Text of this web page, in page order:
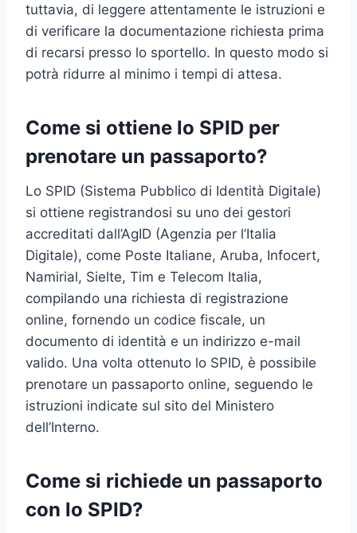
tuttavia, di leggere attentamente le istruzioni e
di verificare la documentazione richiesta prima
di recarsi presso lo sportello. In questo modo si
potrà ridurre al minimo i tempi di attesa.
Come si ottiene lo SPID per
prenotare un passaporto?
Lo SPID (Sistema Pubblico di Identità Digitale)
si ottiene registrandosi su uno dei gestori
accreditati dall’AgID (Agenzia per l’Italia
Digitale), come Poste Italiane, Aruba, Infocert,
Namirial, Sielte, Tim e Telecom Italia,
compilando una richiesta di registrazione
online, fornendo un codice fiscale, un
documento di identità e un indirizzo e-mail
valido. Una volta ottenuto lo SPID, è possibile
prenotare un passaporto online, seguendo le
istruzioni indicate sul sito del Ministero
dell’Interno.
Come si richiede un passaporto
con lo SPID?